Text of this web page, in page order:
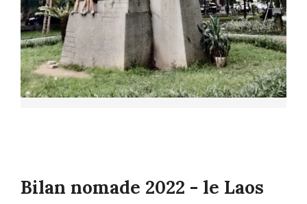
Bilan nomade 2022 - le Laos